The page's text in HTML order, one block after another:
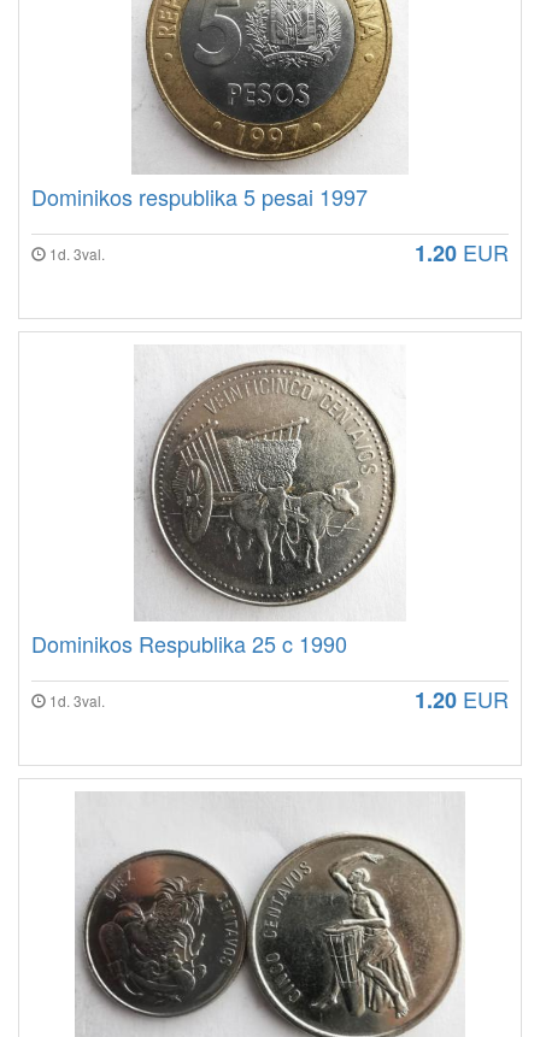
Dominikos respublika 5 pesai 1997
1d. 3val. 1.20 EUR
Dominikos Respublika 25 c 1990
1d. 3val. 1.20 EUR